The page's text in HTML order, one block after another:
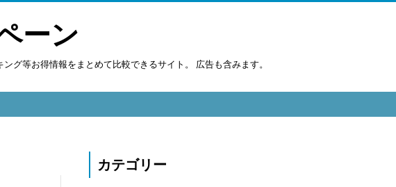
ーン
グ等お得情報をまとめて比較できるサイト。 広告も含みます。
カテゴリー